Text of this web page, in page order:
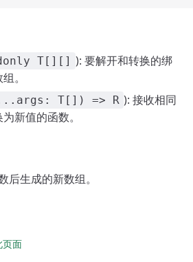
T[][] ): 要解开和转换的绑
。
T[]) => R ): 接收相同
新值的函数。
后生成的新数组。
面